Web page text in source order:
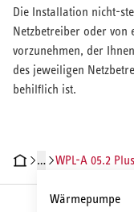
Die Installation nicht-
Netzbetreiber oder von
vorzunehmen, der
des jeweiligen
behilflich ist.
DATEN
…
Wärmepumpe
WPL-A 05.2